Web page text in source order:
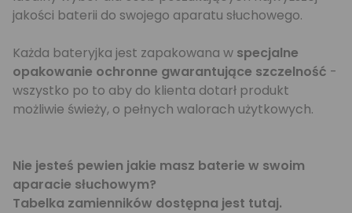
jakości baterii do swojego aparatu słuchowego.
Każda bateryjka jest zapakowana w specjalne
opakowanie ochronne gwarantujące szczelność -
wszystko po to aby do klienta dotarł produkt
możliwie świeży, o pełnych walorach użytkowych.
Nie jesteś pewien jakie masz baterie w swoim
aparacie słuchowym?
Tabelka zamienników dostępna jest tutaj.